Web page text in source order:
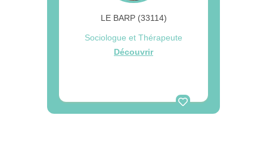
LE BARP (33114)
Sociologue et Thérapeute
Découvrir